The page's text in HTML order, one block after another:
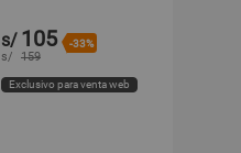
s/ 105 -33%
s/ 159
Exclusivo para venta web